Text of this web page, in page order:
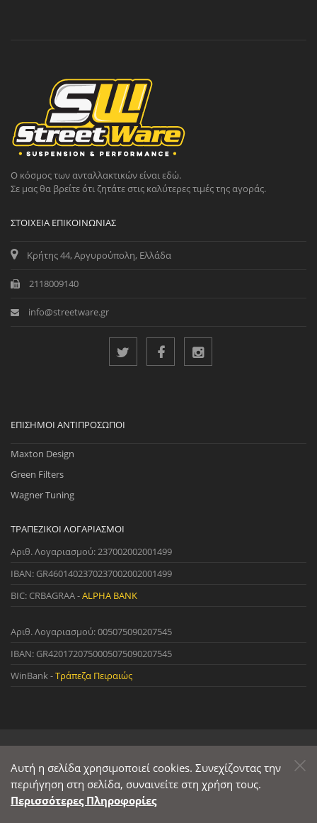
Ο κόσμος των ανταλλακτικών είναι εδώ.
Σε μας θα βρείτε ότι ζητάτε στις καλύτερες τιμές της αγοράς.
ΣΤΟΙΧΕΊΑ ΕΠΙΚΟΙΝΩΝΊΑΣ
Κρήτης 44, Αργυρούπολη, Ελλάδα
2118009140
info@streetware.gr
ΕΠΊΣΗΜΟΙ ΑΝΤΙΠΡΌΣΩΠΟΙ
Maxton Design
Green Filters
Wagner Tuning
ΤΡΑΠΕΖΙΚΟΊ ΛΟΓΑΡΙΑΣΜΟΊ
Αριθ. Λογαριασμού: 237002002001499
IBAN: GR4601402370237002002001499
BIC: CRBAGRAA -ALPHA BANK
Αριθ. Λογαριασμού: 005075090207545
IBAN: GR4201720750005075090207545
WinBank -Τράπεζα Πειραιώς
© 2022 StreetWare. All Rights Reserved. | Designed and Developedby
Primesoft&CodeCave
Αυτή η σελίδα χρησιμοποιεί cookies. Συνεχίζοντας την
περιήγηση στη σελίδα, συναινείτε στη χρήση τους.
Περισσότερες Πληροφορίες